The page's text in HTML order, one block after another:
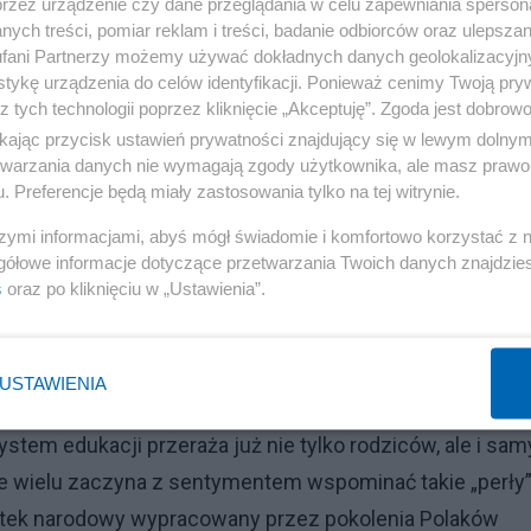
w imię prywaty nasze wspólne dobro – Państwo
wolni, ani bezpieczni, ani zasobni.
żywej solidarności narodowej i ocalimy nasz Kraj
dwadzieścia lat (!) w czasie, których zdążyło
którzy w każdym społeczeństwie stanowią
i zaradność Polaków zabijana jest siłą
unijnych przepisów. Sądy przypominają te, o
amerykańskich juntach wojskowych. Służba
edukacji przeraża już nie tylko rodziców, ale i
zaczyna z sentymentem wspominać takie „perły”
narodowy wypracowany przez pokolenia Polaków
treści, pomiar reklam i treści, badanie odbiorców oraz
Partnerzy możemy używać dokładnych danych
urządzenia do celów identyfikacji. Ponieważ cenimy Twoją
tych technologii poprzez kliknięcie „Akceptuję”. Zgoda jest
przycisk ustawień prywatności znajdujący się w lewym
danych nie wymagają zgody użytkownika, ale masz
Preferencje będą miały zastosowania tylko na tej witrynie.
informacjami, abyś mógł świadomie i komfortowo korzystać z
informacje dotyczące przetwarzania Twoich danych
oraz po kliknięciu w „Ustawienia”.
USTAWIENIA